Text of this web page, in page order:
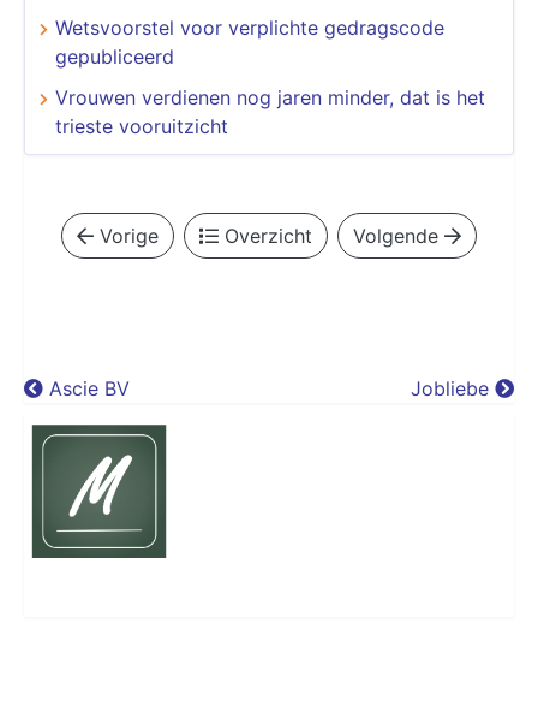
Wetsvoorstel voor verplichte gedragscode
gepubliceerd
​​​​​​​Vrouwen verdienen nog jaren minder, dat is het
trieste vooruitzicht
Vorige Overzicht Volgende
Ascie BV Jobliebe